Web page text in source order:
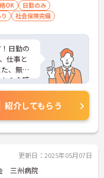
OK
日勤のみ
社会保険完備
日勤の
仕事と
、無資
ら介護
場です◎
ますの
紹介してもらう
更新日：2025年05月07日
三州病院